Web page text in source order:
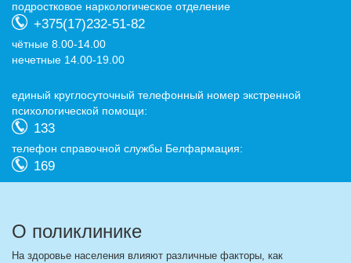
подростковое наркологическое отделение
+375(17)232-51-82
чётные 8.00-14.00
нечетные 14.00-19.00
eдиный круглосуточный телефонный номер экстренной
психологической помощи:
133
телефон справочной службы Белфармация:
169
О поликлинике
На здоровье населения влияют различные факторы, как